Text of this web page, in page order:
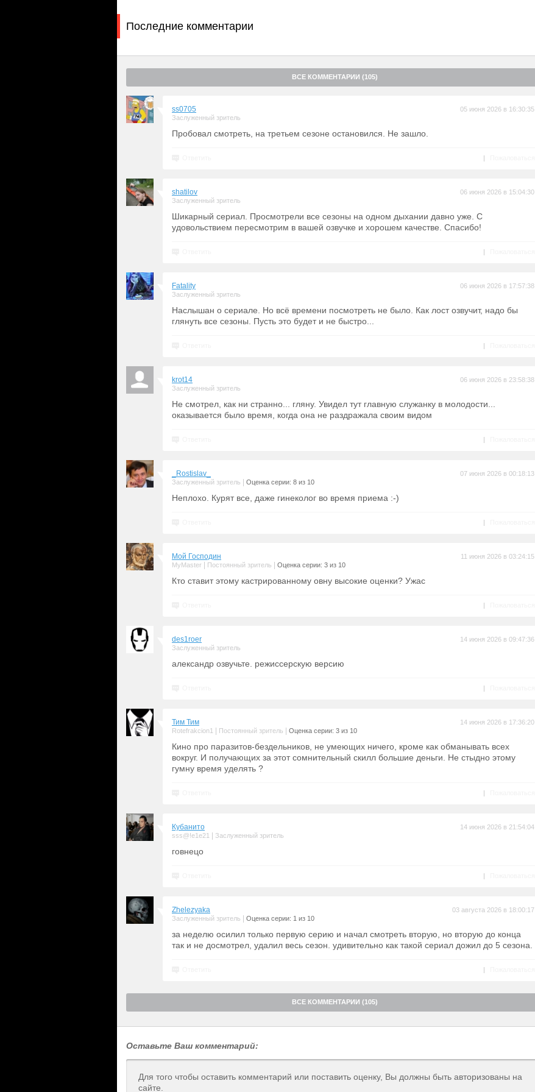
Последние комментарии
ВСЕ КОММЕНТАРИИ (105)
ss0705
Заслуженный зритель
05 июня 2026 в 16:30:35
Пробовал смотреть, на третьем сезоне остановился. Не зашло.
|
shatilov
Заслуженный зритель
06 июня 2026 в 15:04:30
Шикарный сериал. Просмотрели все сезоны на одном дыхании давно уже. С
удовольствием пересмотрим в вашей озвучке и хорошем качестве. Спасибо!
|
Fatality
Заслуженный зритель
06 июня 2026 в 17:57:38
Наслышан о сериале. Но всё времени посмотреть не было. Как лост озвучит, надо бы
глянуть все сезоны. Пусть это будет и не быстро...
|
krot14
Заслуженный зритель
06 июня 2026 в 23:58:38
Не смотрел, как ни странно... гляну. Увидел тут главную служанку в молодости...
оказывается было время, когда она не раздражала своим видом
|
_Rostislav_
Заслуженный зритель Оценка серии: 8 из 10
07 июня 2026 в 00:18:13
Неплохо. Курят все, даже гинеколог во время приема :-)
|
Мой Господин
MyMaster Постоянный зритель Оценка серии: 3 из 10
11 июня 2026 в 03:24:15
Кто ставит этому кастрированному овну высокие оценки? Ужас
|
des1roer
Заслуженный зритель
14 июня 2026 в 09:47:36
александр озвучьте. режиссерскую версию
|
Тим Тим
Rotefrakcion1 Постоянный зритель Оценка серии: 3 из 10
14 июня 2026 в 17:36:20
Кино про паразитов-бездельников, не умеющих ничего, кроме как обманывать всех
вокруг. И получающих за этот сомнительный скилл большие деньги. Не стыдно этому
гумну время уделять ?
|
Кубанито
sss@!e1e21 Заслуженный зритель
14 июня 2026 в 21:54:04
говнецо
|
Zhelezyaka
Заслуженный зритель Оценка серии: 1 из 10
03 августа 2026 в 18:00:17
за неделю осилил только первую серию и начал смотреть вторую, но вторую до конца
так и не досмотрел, удалил весь сезон. удивительно как такой сериал дожил до 5 сезона.
|
ВСЕ КОММЕНТАРИИ (105)
Оставьте Ваш комментарий:
Для того чтобы оставить комментарий или поставить оценку, Вы должны быть авторизованы на
сайте.